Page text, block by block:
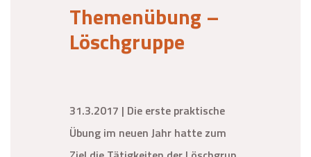
Themenübung –
Löschgruppe
31.3.2017 | Die erste praktische
Übung im neuen Jahr hatte zum